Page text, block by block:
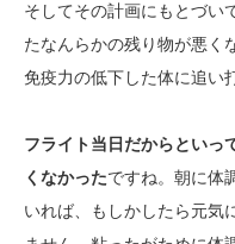
そしてその計画にもとづい
たなんらかの残り物が悪く
免疫力の低下した体に追い
フライト当日だからといっ
くなかったですね。朝に体
いれば、もしかしたら元気